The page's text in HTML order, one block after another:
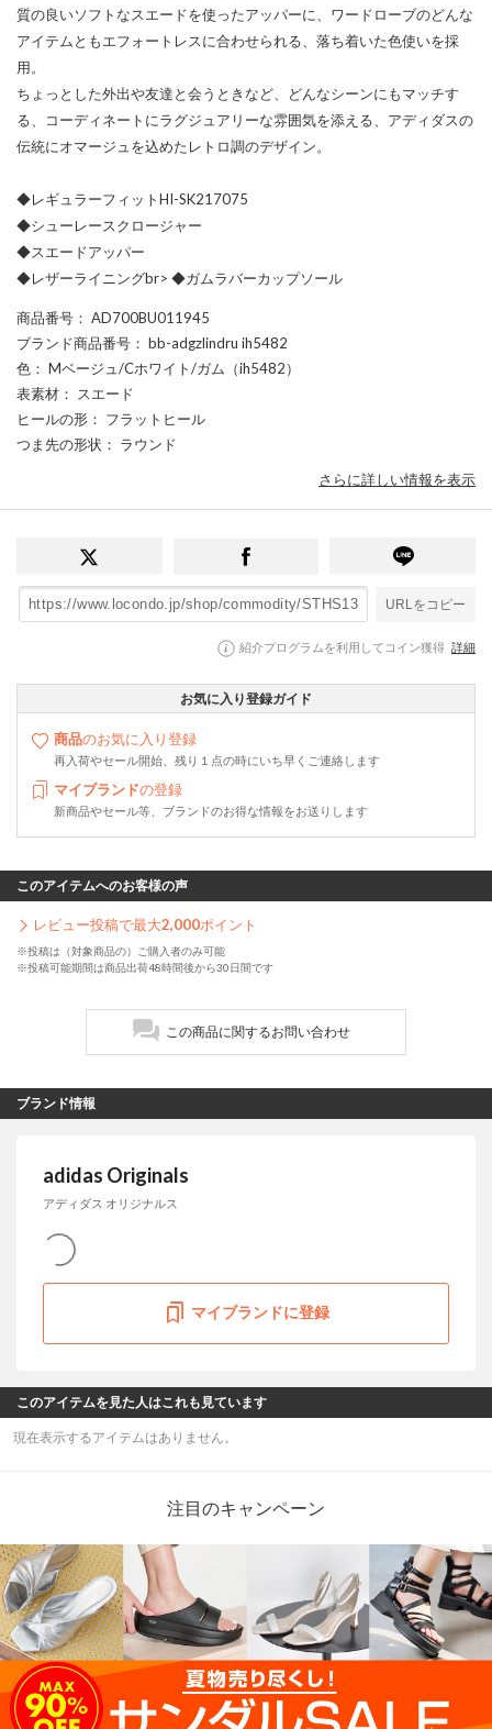
質の良いソフトなスエードを使ったアッパーに、ワードローブのどんな
アイテムともエフォートレスに合わせられる、落ち着いた色使いを採
用。
ちょっとした外出や友達と会うときなど、どんなシーンにもマッチす
る、コーディネートにラグジュアリーな雰囲気を添える、アディダスの
伝統にオマージュを込めたレトロ調のデザイン。
◆レギュラーフィットHI-SK217075
◆シューレースクロージャー
◆スエードアッパー
◆レザーライニングbr> ◆ガムラバーカップソール
商品番号 ： AD700BU011945
ブランド商品番号 ： bb-adgzlindru ih5482
色 ： Mベージュ/Cホワイト/ガム（ih5482）
表素材 ： スエード
ヒールの形 ： フラットヒール
つま先の形状 ： ラウンド
さらに詳しい情報を表示
URLをコピー
紹介プログラムを利用してコイン獲得 詳細
お気に入り登録ガイド
商品のお気に入り登録
再入荷やセール開始、残り１点の時にいち早くご連絡します
マイブランドの登録
新商品やセール等、ブランドのお得な情報をお送りします
このアイテムへのお客様の声
レビュー投稿で最大2,000ポイント
※投稿は（対象商品の）ご購入者のみ可能
※投稿可能期間は商品出荷48時間後から30日間です
この商品に関するお問い合わせ
ブランド情報
adidas Originals
アディダス オリジナルス
マイブランドに登録
このアイテムを見た人はこれも見ています
現在表示するアイテムはありません。
注目のキャンペーン